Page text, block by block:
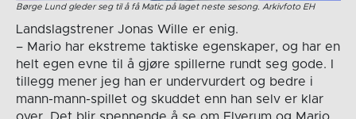
Børge Lund gleder seg til å få Matic på laget neste sesong. Arkivfoto EH
Landslagstrener Jonas Wille er enig.
– Mario har ekstreme taktiske egenskaper, og har en
helt egen evne til å gjøre spillerne rundt seg gode. I
tillegg mener jeg han er undervurdert og bedre i
mann-mann-spillet og skuddet enn han selv er klar